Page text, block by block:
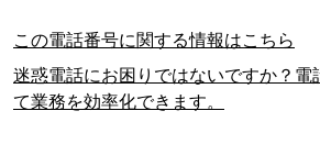
この電話番号に関する情報はこちら
迷惑電話にお困りではないですか？
て業務を効率化できます。